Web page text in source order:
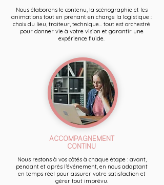
Nous élaborons le contenu, la scénographie et les
animations tout en prenant en charge la logistique :
choix du lieu, traiteur, technique... tout est orchestré
pour donner vie à votre vision et garantir une
expérience fluide.
ACCOMPAGNEMENT
CONTINU
Nous restons à vos côtés à chaque étape : avant,
pendant et après l’événement, en nous adaptant
en temps réel pour assurer votre satisfaction et
gérer tout imprévu.